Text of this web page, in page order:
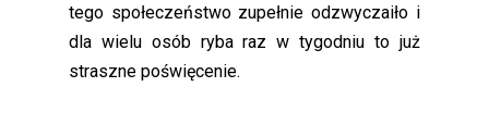
tego społeczeństwo zupełnie odzwyczaiło i
dla wielu osób ryba raz w tygodniu to już
straszne poświęcenie.